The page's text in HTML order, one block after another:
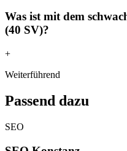
Was ist mit dem
(40 SV)?
+
Weiterführend
Passend dazu
SEO